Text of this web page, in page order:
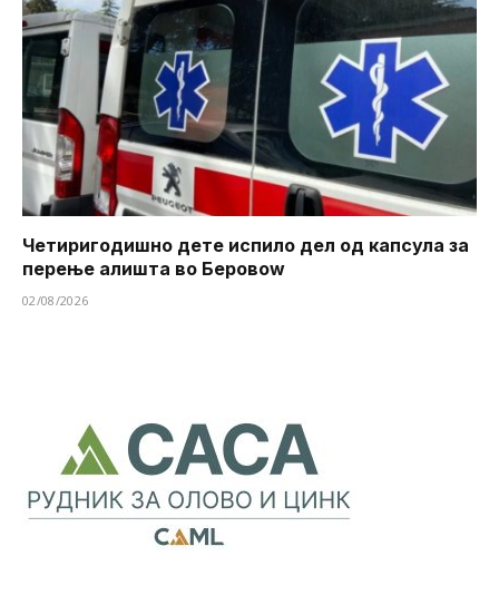
Четиригодишно дете испило дел од капсула за
перење алишта во Беровоw
02/08/2026